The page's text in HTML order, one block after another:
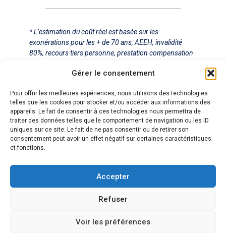
Gérer le consentement
Pour offrir les meilleures expériences, nous utilisons des technologies
telles que les cookies pour stocker et/ou accéder aux informations des
appareils. Le fait de consentir à ces technologies nous permettra de
traiter des données telles que le comportement de navigation ou les ID
uniques sur ce site. Le fait de ne pas consentir ou de retirer son
consentement peut avoir un effet négatif sur certaines caractéristiques
et fonctions.
Accepter
Refuser
Voir les préférences
* L’estimation du coût réel est basée sur les
exonérations pour les + de 70 ans, AEEH, invalidité
80%, recours tiers personne, prestation compensation
dans une limite de 12 000€ par an (salaires +
Déplacement
Capbreton
Hossegor
Labenne
Biarritz